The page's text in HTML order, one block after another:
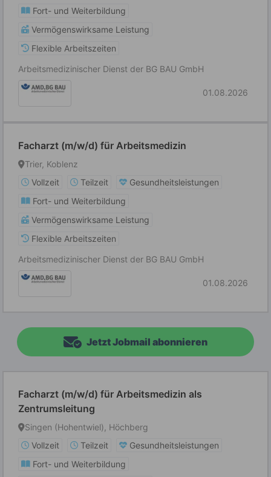
Fort- und Weiterbildung
Vermögenswirksame Leistung
Flexible Arbeitszeiten
Arbeitsmedizinischer Dienst der BG BAU GmbH
01.08.2026
Facharzt (m/w/d) für Arbeitsmedizin
Trier, Koblenz
Vollzeit
Teilzeit
Gesundheitsleistungen
Fort- und Weiterbildung
Vermögenswirksame Leistung
Flexible Arbeitszeiten
Arbeitsmedizinischer Dienst der BG BAU GmbH
01.08.2026
Jetzt Jobmail abonnieren
Facharzt (m/w/d) für Arbeitsmedizin als
Zentrumsleitung
Singen (Hohentwiel), Höchberg
Vollzeit
Teilzeit
Gesundheitsleistungen
Fort- und Weiterbildung